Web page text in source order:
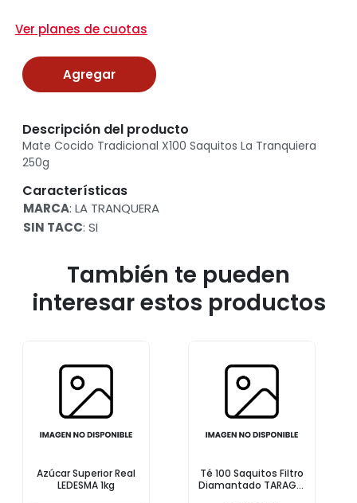
Ver planes de cuotas
Agregar
Descripción del producto
Mate Cocido Tradicional X100 Saquitos La Tranquiera
250g
Características
MARCA: LA TRANQUERA
SIN TACC: SI
También te pueden
interesar estos productos
Azúcar Superior Real
LEDESMA 1kg
Té 100 Saquitos Filtro
Diamantado TARAGUI